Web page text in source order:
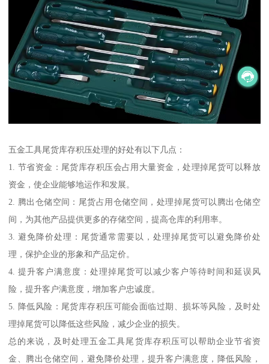
五金工具尾货库存积压处理的好处有以下几点：
1. 节省资金：尾货库存积压会占用大量资金，处理掉尾货可以释放
资金，使企业能够地运作和发展。
2. 腾出仓储空间：尾货占用仓储空间，处理掉尾货可以腾出仓储空
间，为其他产品提供更多的存储空间，提高仓库的利用率。
3. 避免降价处理：尾货通常需要以，处理掉尾货可以避免降价处
理，保护企业的形象和产品定价。
4. 提升客户满意度：处理掉尾货可以减少客户等待时间和延误风
险，提升客户满意度，增加客户忠诚度。
5. 降低风险：尾货库存积压可能会面临过期、损坏等风险，及时处
理掉尾货可以降低这些风险，减少企业的损失。
总的来说，及时处理五金工具尾货库存积压可以帮助企业节省资
金、腾出仓储空间，避免降价处理，提升客户满意度，降低风险，